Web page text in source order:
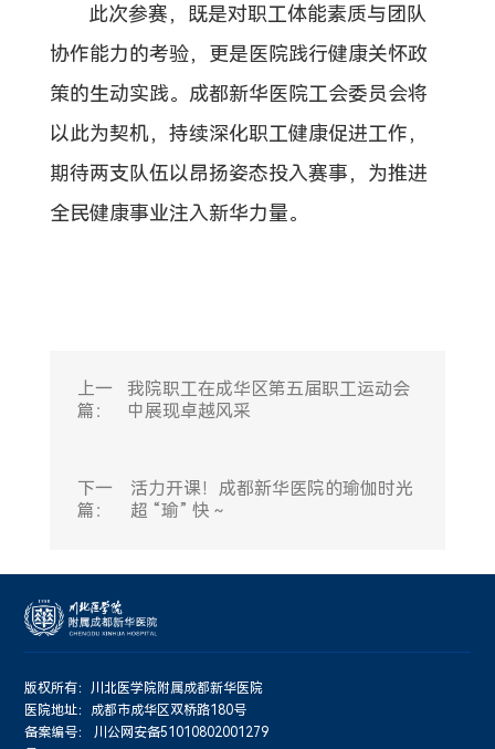
此次参赛，既是对职工体能素质与团队
协作能力的考验，更是医院践行健康关怀政
策的生动实践。成都新华医院工会委员会将
以此为契机，持续深化职工健康促进工作，
期待两支队伍以昂扬姿态投入赛事，为推进
全民健康事业注入新华力量。
上一
篇：
我院职工在成华区第五届职工运动会
中展现卓越风采
下一
篇：
活力开课！成都新华医院的瑜伽时光
超 “瑜” 快～
版权所有：川北医学院附属成都新华医院
医院地址：成都市成华区双桥路180号
备案编号：川公网安备51010802001279